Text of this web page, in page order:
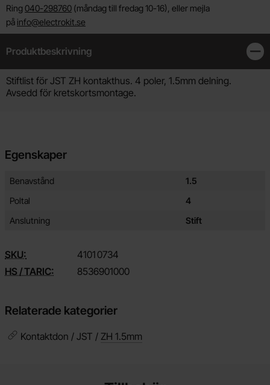
Ring 040-298760 (måndag till fredag 10-16), eller mejla
på info@electrokit.se
Produktbeskrivning
Produktbeskrivning
Stiftlist för JST ZH kontakthus. 4 poler, 1.5mm delning.
Avsedd för kretskortsmontage.
Egenskaper
Egenskaper/attribut för denna produkt
Attribut
Benavstånd
1.5
Poltal
4
Anslutning
Stift
SKU: 4101 0734
HS / TARIC:
8536901000
Relaterade kategorier
Kontaktdon / JST / ZH 1.5mm